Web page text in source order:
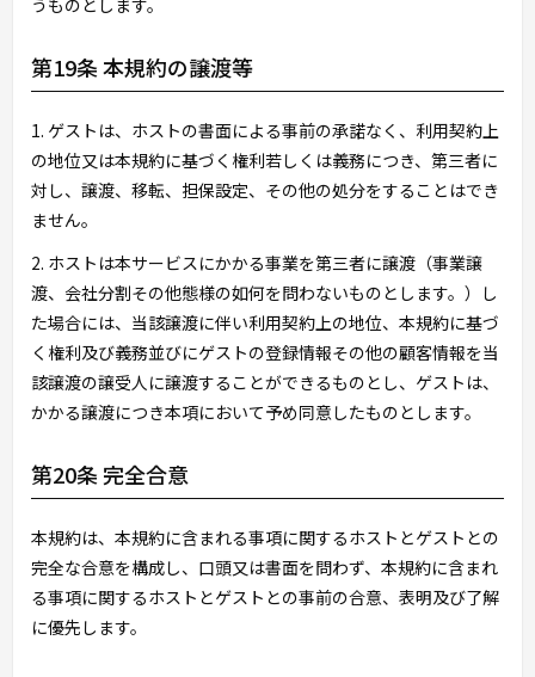
第19条 本規約の譲渡等
1. ゲストは、ホストの書面による事前の承諾なく、利用契約上
の地位又は本規約に基づく権利若しくは義務につき、第三者に
対し、譲渡、移転、担保設定、その他の処分をすることはでき
ません。
2. ホストは本サービスにかかる事業を第三者に譲渡（事業譲
渡、会社分割その他態様の如何を問わないものとします。）し
た場合には、当該譲渡に伴い利用契約上の地位、本規約に基づ
く権利及び義務並びにゲストの登録情報その他の顧客情報を当
該譲渡の譲受人に譲渡することができるものとし、ゲストは、
かかる譲渡につき本項において予め同意したものとします。
第20条 完全合意
本規約は、本規約に含まれる事項に関するホストとゲストとの
完全な合意を構成し、口頭又は書面を問わず、本規約に含まれ
る事項に関するホストとゲストとの事前の合意、表明及び了解
に優先します。